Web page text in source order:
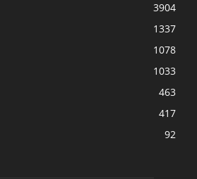
3904
1337
1078
1033
463
417
92